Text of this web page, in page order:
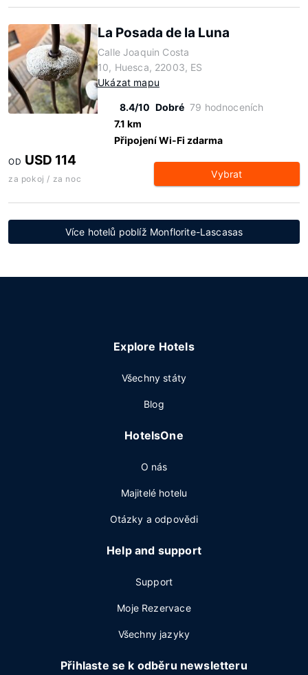
La Posada de la Luna
Calle Joaquin Costa
10, Huesca, 22003, ES
Ukázat mapu
8.4/10 Dobré 79 hodnoceních
7.1 km
Připojení Wi-Fi zdarma
OD USD 114
za pokoj / za noc Vybrat
Více hotelů poblíž Monflorite-Lascasas
Explore Hotels
Všechny státy
Blog
HotelsOne
O nás
Majitelé hotelu
Otázky a odpovědi
Help and support
Support
Moje Rezervace
Všechny jazyky
Přihlaste se k odběru newsletteru